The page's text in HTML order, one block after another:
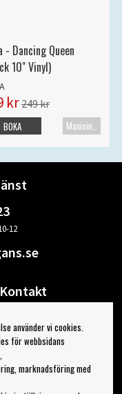
- Dancing Queen
10" Vinyl)
kr249 kr
Maxisingel
BOKA
12
Kontakt
Din sida
Logga ut
använder vi cookies.
för webbsidans
marknadsföring med